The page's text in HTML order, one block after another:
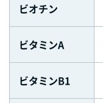
ビオチン
ビタミンA
ビタミンB1